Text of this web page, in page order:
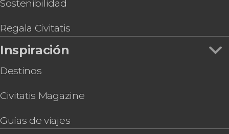
Sostenibilidad
Regala Civitatis
Inspiración
Destinos
Civitatis Magazine
Guías de viajes